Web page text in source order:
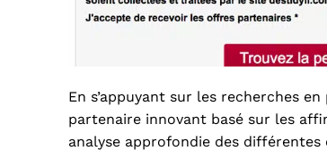
En s’appuyant sur les recherches
partenaire innovant basé sur les
analyse approfondie des